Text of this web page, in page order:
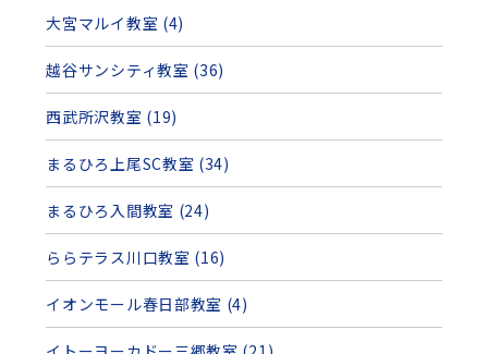
大宮マルイ教室 (4)
越谷サンシティ教室 (36)
西武所沢教室 (19)
まるひろ上尾SC教室 (34)
まるひろ入間教室 (24)
ららテラス川口教室 (16)
イオンモール春日部教室 (4)